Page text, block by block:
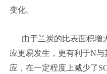
变化。
由于兰炭的比表面积增
应更易发生，更有利于N
应，在一定程度上减少了